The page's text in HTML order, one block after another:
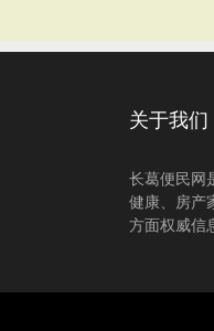
关于我们
长葛便民网
健康、房产
方面权威信